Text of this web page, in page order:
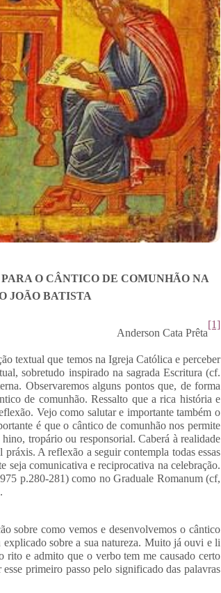
O CÂNTICO DE COMUNHÃO NA
JOÃO BATISTA
Anderson Cata Prêta
[1]
textual que temos na Igreja Católica e perceber
sobretudo inspirado na sagrada Escritura (cf.
Observaremos alguns pontos que, de forma
de comunhão. Ressalto que a rica história e
Vejo como salutar e importante também o
é que o cântico de comunhão nos permite
tropário ou responsorial. Caberá à realidade
A reflexão a seguir contempla todas essas
seja comunicativa e reciprocativa na celebração.
p.280-281) como no Graduale Romanum (cf,
sobre como vemos e desenvolvemos o cântico
sobre a sua natureza. Muito já ouvi e li
rito e admito que o verbo tem me causado certo
primeiro passo pelo significado das palavras